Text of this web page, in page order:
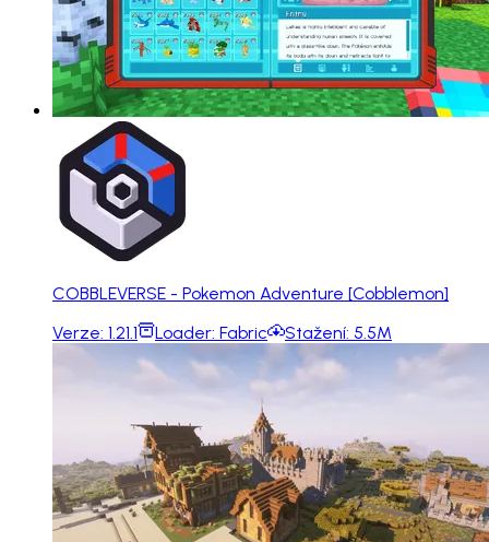
COBBLEVERSE - Pokemon Adventure [Cobblemon]
Verze: 1.21.1 Loader: Fabric Stažení: 5.5M